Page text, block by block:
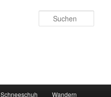
Schneeschuh Wandern